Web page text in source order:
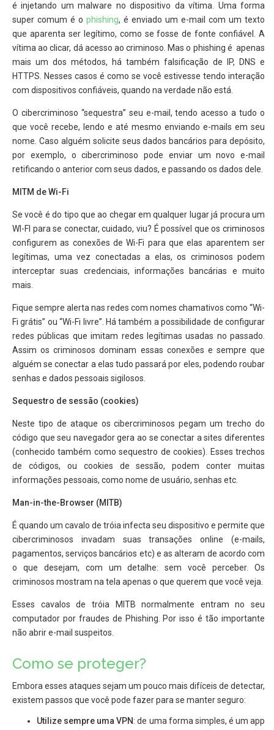
é injetando um malware no dispositivo da vítima. Uma forma
super comum é o phishing, é enviado um e-mail com um texto
que aparenta ser legítimo, como se fosse de fonte confiável. A
vítima ao clicar, dá acesso ao criminoso. Mas o phishing é apenas
mais um dos métodos, há também falsificação de IP, DNS e
HTTPS. Nesses casos é como se você estivesse tendo interação
com dispositivos confiáveis, quando na verdade não está.
O cibercriminoso “sequestra” seu e-mail, tendo acesso a tudo o
que você recebe, lendo e até mesmo enviando e-mails em seu
nome. Caso alguém solicite seus dados bancários para depósito,
por exemplo, o cibercriminoso pode enviar um novo e-mail
retificando o anterior com seus dados, e passando os dados dele.
MITM de Wi-Fi
Se você é do tipo que ao chegar em qualquer lugar já procura um
WI-FI para se conectar, cuidado, viu? É possível que os criminosos
configurem as conexões de Wi-Fi para que elas aparentem ser
legítimas, uma vez conectadas a elas, os criminosos podem
interceptar suas credenciais, informações bancárias e muito
mais.
Fique sempre alerta nas redes com nomes chamativos como “Wi-
Fi grátis” ou “Wi-Fi livre”. Há também a possibilidade de configurar
redes públicas que imitam redes legítimas usadas no passado.
Assim os criminosos dominam essas conexões e sempre que
alguém se conectar a elas tudo passará por eles, podendo roubar
senhas e dados pessoais sigilosos.
Sequestro de sessão (cookies)
Neste tipo de ataque os cibercriminosos pegam um trecho do
código que seu navegador gera ao se conectar a sites diferentes
(conhecido também como sequestro de cookies). Esses trechos
de códigos, ou cookies de sessão, podem conter muitas
informações pessoais, como nome de usuário, senhas etc.
Man-in-the-Browser (MITB)
É quando um cavalo de tróia infecta seu dispositivo e permite que
cibercriminosos invadam suas transações online (e-mails,
pagamentos, serviços bancários etc) e as alteram de acordo com
o que desejam, com um detalhe: sem você perceber. Os
criminosos mostram na tela apenas o que querem que você veja.
Esses cavalos de tróia MITB normalmente entram no seu
computador por fraudes de Phishing. Por isso é tão importante
não abrir e-mail suspeitos.
Como se proteger?
Embora esses ataques sejam um pouco mais difíceis de detectar,
existem passos que você pode fazer para se manter seguro:
Utilize sempre uma VPN: de uma forma simples, é um app